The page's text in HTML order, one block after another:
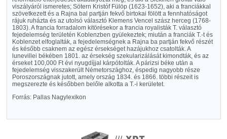
viszályáról ismeretes; Sötern Kristóf Fülöp (1623-1652), aki a franciákkal
szövetkezett és a Rajna bal partján fekvő birtokai fölött a fennhatóságot
rájuk ruházta és az utolsó választó Klemens Vencel szász herceg (1768-
1803). A francia forradalom kitörésekor a francia royalisták T. választó
fejedelemség területén Koblenzben gyülekeztek; miután a franciák T.-t és
Koblenzet elfoglalták, a fejedelemségnek a Rajna ba partján fekvő részét
és később csaknem az egész érsekséget hazájukhoz csatolták. A
lunevillei békében 1801. az érsekség szekularizálását kimondták, és az
érseket 100,000 Ft évi nyugdíjjal kárpótolták. A párizsi béke után a
fejedelemség visszakerült Németországhoz, éspedig nagyobb része
Poroszországnak jutott, amely ország 1834. és 1866. többi részeit is
megszerezte és későbben belőle alkotta a T.-i kerületet.
Forrás: Pallas Nagylexikon